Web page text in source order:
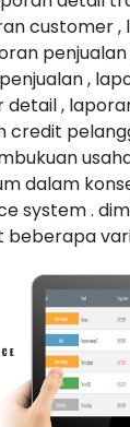
customer ,
,
detail ,
credit
dalam
system .